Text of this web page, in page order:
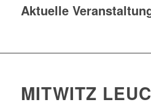
Aktuelle
MITWITZ